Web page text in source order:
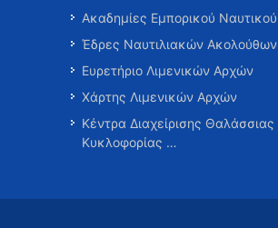
Ακαδημίες Εμπορικού Ναυτικού
Έδρες Ναυτιλιακών Ακολούθων
Ευρετήριο Λιμενικών Αρχών
Χάρτης Λιμενικών Αρχών
Κέντρα Διαχείρισης Θαλάσσιας
Κυκλοφορίας …